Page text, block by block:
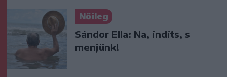
Nőileg
Sándor Ella: Na, indíts, s
menjünk!